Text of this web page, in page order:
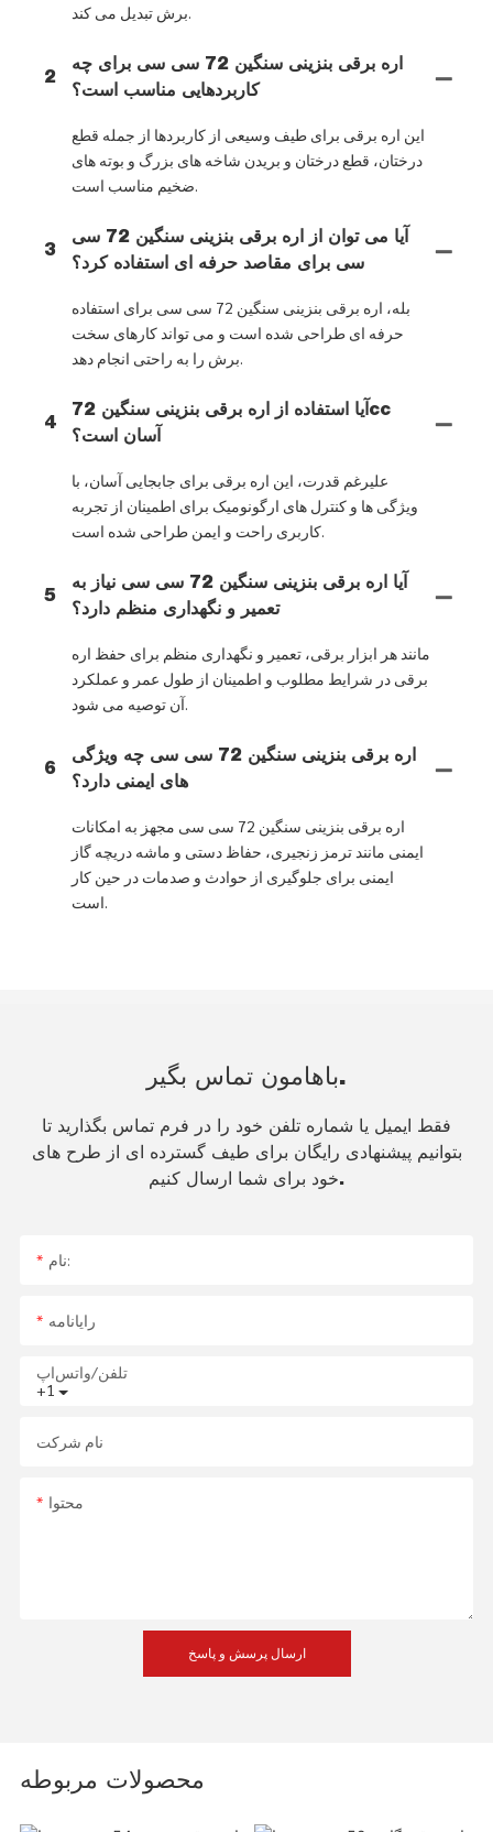
برش تبدیل می کند.
2
اره برقی بنزینی سنگین 72 سی سی برای چه
کاربردهایی مناسب است؟
این اره برقی برای طیف وسیعی از کاربردها از جمله قطع
درختان، قطع درختان و بریدن شاخه های بزرگ و بوته های
ضخیم مناسب است.
3
آیا می توان از اره برقی بنزینی سنگین 72 سی
سی برای مقاصد حرفه ای استفاده کرد؟
بله، اره برقی بنزینی سنگین 72 سی سی برای استفاده
حرفه ای طراحی شده است و می تواند کارهای سخت
برش را به راحتی انجام دهد.
4
آیا استفاده از اره برقی بنزینی سنگین 72cc
آسان است؟
علیرغم قدرت، این اره برقی برای جابجایی آسان، با
ویژگی ها و کنترل های ارگونومیک برای اطمینان از تجربه
کاربری راحت و ایمن طراحی شده است.
5
آیا اره برقی بنزینی سنگین 72 سی سی نیاز به
تعمیر و نگهداری منظم دارد؟
مانند هر ابزار برقی، تعمیر و نگهداری منظم برای حفظ اره
برقی در شرایط مطلوب و اطمینان از طول عمر و عملکرد
آن توصیه می شود.
6
اره برقی بنزینی سنگین 72 سی سی چه ویژگی
های ایمنی دارد؟
اره برقی بنزینی سنگین 72 سی سی مجهز به امکانات
ایمنی مانند ترمز زنجیری، حفاظ دستی و ماشه دریچه گاز
ایمنی برای جلوگیری از حوادث و صدمات در حین کار
است.
باهامون تماس بگير.
فقط ایمیل یا شماره تلفن خود را در فرم تماس بگذارید تا
بتوانیم پیشنهادی رایگان برای طیف گسترده ای از طرح های
خود برای شما ارسال کنیم.
نام:
رایانامه
+1
تلفن/واتس‌اپ
نام شرکت
محتوا
ارسال پرسش و پاسخ
محصولات مربوطه